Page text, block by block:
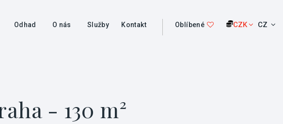
Odhad O nás Služby Kontakt Oblíbené CZK CZ
- 130 m²